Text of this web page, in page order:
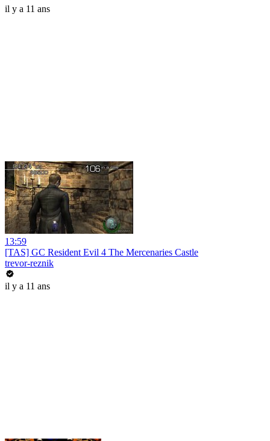
il y a 11 ans
13:59
[TAS] GC Resident Evil 4 The Mercenaries Castle
trevor-reznik
il y a 11 ans